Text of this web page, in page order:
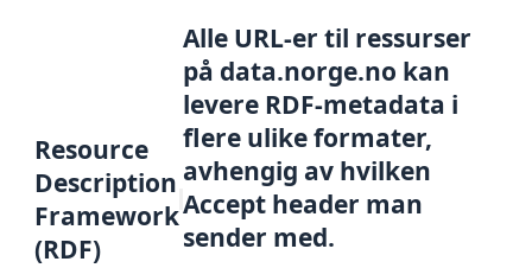
Resource
Description
Framework
(RDF)
Alle URL-er til ressurser
på data.norge.no kan
levere RDF-metadata i
flere ulike formater,
avhengig av hvilken
Accept header man
sender med.